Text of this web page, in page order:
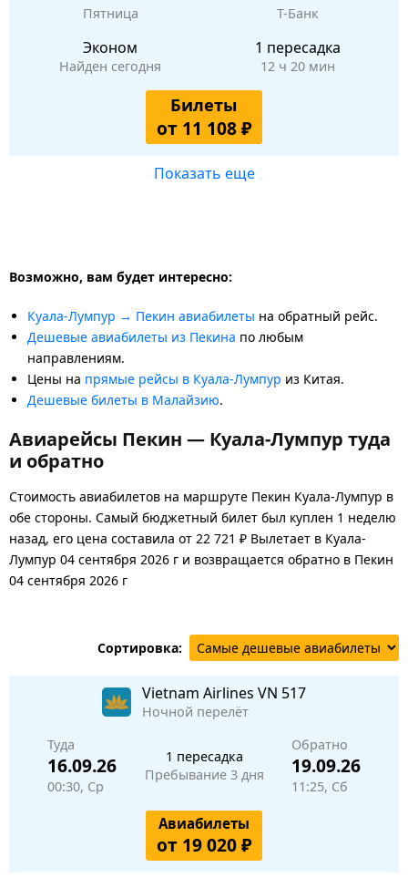
Пятница Т-Банк
Эконом
Найден сегодня
1 пересадка
12 ч 20 мин
Билеты
от 11 108 ₽
Показать еще
Возможно, вам будет интересно:
Куала-Лумпур → Пекин авиабилеты на обратный рейс.
Дешевые авиабилеты из Пекина по любым
направлениям.
Цены на прямые рейсы в Куала-Лумпур из Китая.
Дешевые билеты в Малайзию.
Авиарейсы Пекин — Куала-Лумпур туда
и обратно
Стоимость авиабилетов на маршруте Пекин Куала-Лумпур в
обе стороны. Самый бюджетный билет был куплен 1 неделю
назад, его цена составила от 22 721 ₽ Вылетает в Куала-
Лумпур 04 сентября 2026 г и возвращается обратно в Пекин
04 сентября 2026 г
Сортировка:
Vietnam Airlines VN 517
Ночной перелёт
Туда
16.09.26
00:30, Ср
1 пересадка
Пребывание 3 дня
Обратно
19.09.26
11:25, Сб
Авиабилеты
от 19 020 ₽